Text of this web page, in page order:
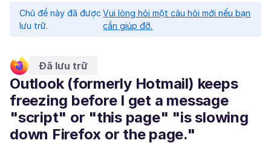
Chủ đề này đã được
lưu trữ.
Vui lòng hỏi một câu hỏi mới nếu bạn
cần giúp đỡ.
Đã lưu trữ
Outlook (formerly Hotmail) keeps
freezing before I get a message
"script" or "this page" "is slowing
down Firefox or the page."